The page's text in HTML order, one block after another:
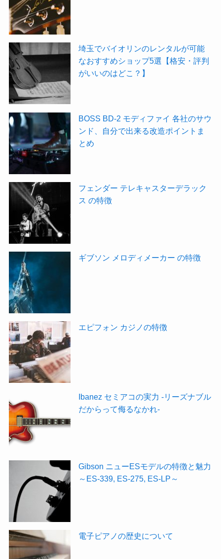
埼玉でバイオリンのレンタルが可能
なおすすめショップ5選【格安・評判
がいいのはどこ？】
BOSS BD-2 モディファイ 各社のサウ
ンド、自分で出来る改造ポイントま
とめ
フェンダー テレキャスターデラック
ス の特徴
ギブソン メロディメーカー の特徴
エピフォン カジノの特徴
Ibanez セミアコの実力 -リーズナブル
だからって侮るなかれ-
Gibson ニューESモデルの特徴と魅力
～ES-339, ES-275, ES-LP～
電子ピアノの歴史について